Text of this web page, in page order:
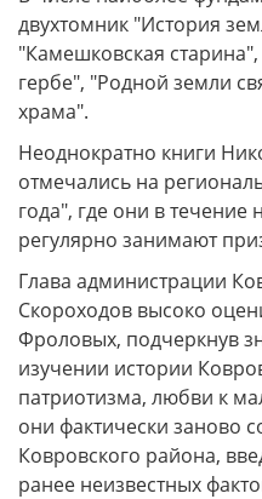
двухтомник "История
"Камешковская
гербе", "Родной земли
храма".
Неоднократно книги
отмечались на
года", где они в течение
регулярно занимают
Глава администрации
Скороходов высоко
Фроловых, подчеркнув
изучении истории
патриотизма, любви к
они фактически заново
Ковровского района,
ранее неизвестных